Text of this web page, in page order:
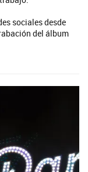
sociales desde
del álbum